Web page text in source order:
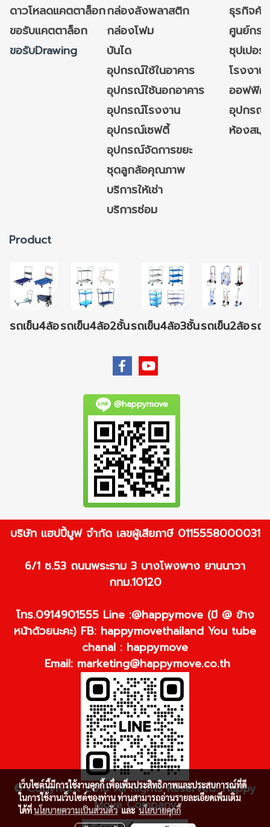
ดาวโหลดแคตตาล็อกกล่องลังพลาสติก
ธุรกิจค้
ขอรับแคตตาล็อก
กล่องโฟม
ศูนย์กร
ขอรับDrawing
บันได
ซุปเปอ
อุปกรณ์ใช้ในอาคาร
โรงงา
อุปกรณ์ใช้นอกอาคาร
ออฟฟิศ/
อุปกรณ์โรงงาน
อุปกรณ์
อุปกรณ์เซฟตี้
ห้องสมุ
อุปกรณ์จัดการขยะ
ชุดลูกล้อคุณภาพ
บริการให้เช่า
บริการซ่อม
Product
รถเข็น4ล้อรถเข็น4ล้อ2ชั้นรถเข็น4ล้อ3ชั้นรถเข็น2ล้อรถ
@happymove
บริษัท แฮปปี้มูฟ จำกัด เลขผู้เสียภาษี 0115558000031
6/1 ซ.53 ถนนพระราม 3 บางโพงพาง ยานนาวา
กทม.10120
โทร.0914901555 Line :@happymove (มี @ ข้าง
หน้าด้วยนะคะ) FB: happymovethailand You tube
chanal : happymove
Email: marketing@happymove.co.th
© Copyright 2016 All Rights Reserved. Happy
Move Company
เว็บไซต์นี้มีการใช้งานคุกกี้ เพื่อเพิ่มประสิทธิภาพและประสบการณ์ที่ดี
ในการใช้งานเว็บไซต์ของท่าน ท่านสามารถอ่านรายละเอียดเพิ่มเติม
ได้ที่นโยบายความเป็นส่วนตัวและนโยบายคุกกี้